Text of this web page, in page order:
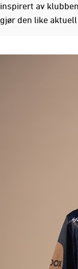
inspirert av
gjør den like